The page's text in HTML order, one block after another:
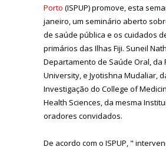
Porto (ISPUP) promove, esta
janeiro, um seminário aberto
de saúde pública e os cuidados
primários das Ilhas Fiji. Suneil
Departamento de Saúde Oral, da
University, e Jyotishna Mudaliar,
Investigação do College of
Health Sciences, da mesma
oradores convidados.
De acordo com o ISPUP, "